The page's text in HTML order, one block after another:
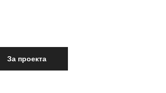
За проекта